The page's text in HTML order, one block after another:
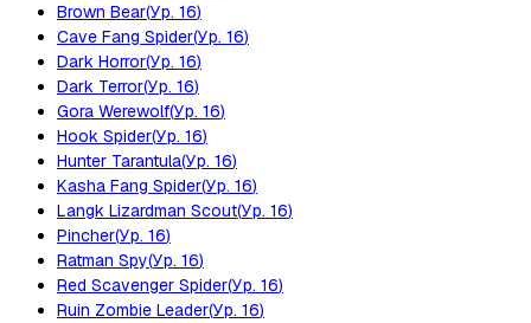
Brown Bear(Ур. 16)
Cave Fang Spider(Ур. 16)
Dark Horror(Ур. 16)
Dark Terror(Ур. 16)
Gora Werewolf(Ур. 16)
Hook Spider(Ур. 16)
Hunter Tarantula(Ур. 16)
Kasha Fang Spider(Ур. 16)
Langk Lizardman Scout(Ур. 16)
Pincher(Ур. 16)
Ratman Spy(Ур. 16)
Red Scavenger Spider(Ур. 16)
Ruin Zombie Leader(Ур. 16)